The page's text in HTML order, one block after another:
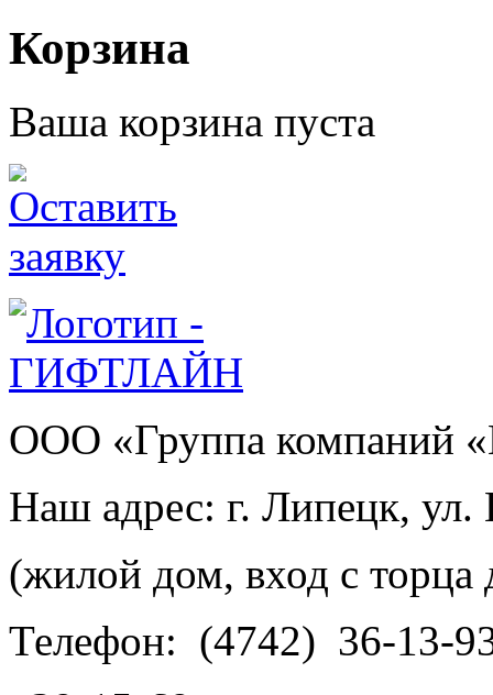
Корзина
Ваша корзина пуста
ООО «Группа компаний
Наш адрес: г. Липецк, ул.
(жилой дом, вход с торца
Телефон: (4742) 36-13-